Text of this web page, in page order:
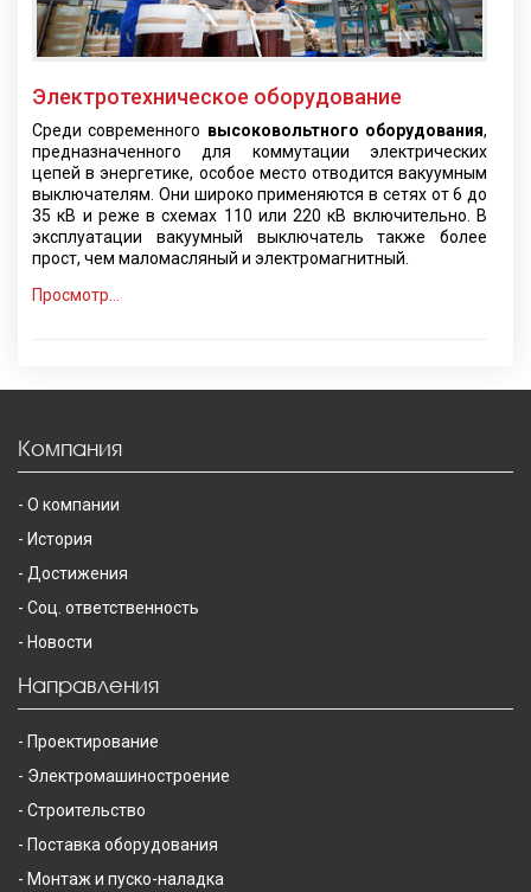
Электротехническое оборудование
Среди современного высоковольтного оборудования,
предназначенного для коммутации электрических
цепей в энергетике, особое место отводится вакуумным
выключателям. Они широко применяются в сетях от 6 до
35 кВ и реже в схемах 110 или 220 кВ включительно. В
эксплуатации вакуумный выключатель также более
прост, чем маломасляный и электромагнитный.
Просмотр...
Компания
О компании
История
Достижения
Соц. ответственность
Новости
Направления
Проектирование
Электромашиностроение
Строительство
Поставка оборудования
Монтаж и пуско-наладка